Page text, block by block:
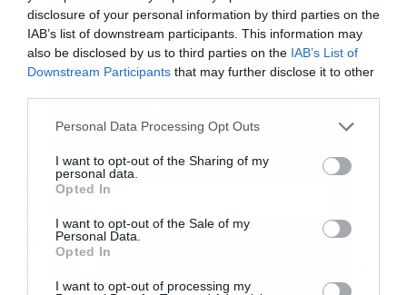
disclosure of your personal information by third parties on the
IAB’s list of downstream participants. This information may
also be disclosed by us to third parties on the IAB’s List of
Downstream Participants that may further disclose it to other
Personal Data Processing Opt Outs
I want to opt-out of the Sharing of my
personal data.
Opted In
I want to opt-out of the Sale of my
Personal Data.
Opted In
I want to opt-out of processing my
επεκτείνει τις δράσεις του πέρα από τον χώρο
του Μουσείου, πραγματοποιώντας επισκέψεις
στο «Χαμόγελο του Παιδιού» στο Μοσχάτο και
στο «Κέντρο Αγάπης Ελευσίνας» στις 15 και 18
Μαΐου, αντίστοιχα. Μέσα από το εικαστικό
εργαστήρι «Χαμογελαστά Τυπώματα», τα παιδιά
θα ταξιδέψουν στην ιστορία της ψηφιακής
pop art και θα δημιουργήσουν πολύχρωμα έργα,
Εγγραφή στο
newsletter
Αποδέχομαι τους